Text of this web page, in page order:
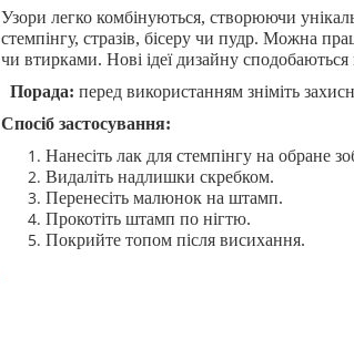
Узори легко комбінуються, створюючи
стемпінгу, стразів, бісеру чи пудр. Можна
чи втирками. Нові ідеї дизайну
Порада: перед використанням зніміть
Спосіб застосування:
Нанесіть лак для стемпінгу на обране
Видаліть надлишки скребком.
Перенесіть малюнок на штамп.
Прокотіть штамп по нігтю.
Покрийте топом після висихання.